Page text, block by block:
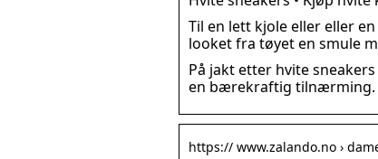
Til en lett kjole eller eller
looket fra tøyet en smule
På jakt etter hvite
en bærekraftig tilnærming.
https:// www.zalando.no ›